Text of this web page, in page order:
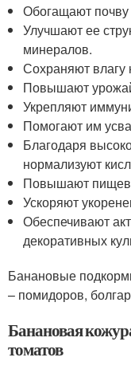
Обогащают
Улучшают ее
минералов.
Сохраняют влагу
Повышают
Укрепляют
Помогают им
Благодаря
нормализуют
Повышают
Ускоряют
Обеспечивают
декоративных
Банановые
– помидоров,
Банановая
томатов